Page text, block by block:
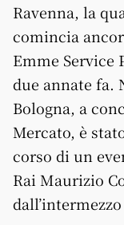
Ravenna, la
comincia
Emme Service
due annate fa.
Bologna, a
Mercato, è
corso di un
Rai Maurizio